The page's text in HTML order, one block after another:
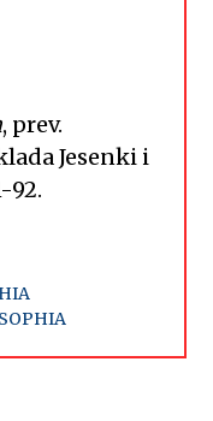
, prev.
Jesenki i
92.
SOPHIA